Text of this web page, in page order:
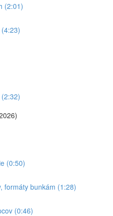
(2:01)
(0:50)
formáty bunkám (1:28)
(0:46)